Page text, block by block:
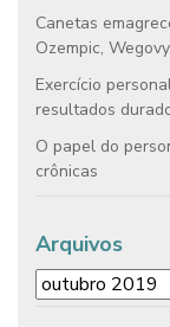
Canetas
Ozempic,
Exercício
resultados
O papel do
crônicas
Arquivos
Arquivos